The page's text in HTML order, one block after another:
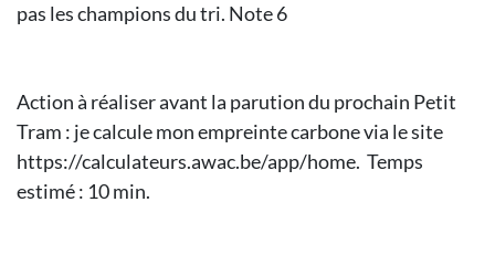
pas les champions du tri. Note 6
Action à réaliser avant la parution du prochain Petit
Tram : je calcule mon empreinte carbone via le site
https://calculateurs.awac.be/app/home. Temps
estimé : 10 min.